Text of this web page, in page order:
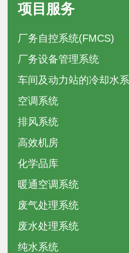
项目服务
厂务自控系统(FMCS)
厂务设备管理系统
车间及动力站的冷却水
空调系统
排风系统
高效机房
化学品库
暖通空调系统
废气处理系统
废水处理系统
纯水系统